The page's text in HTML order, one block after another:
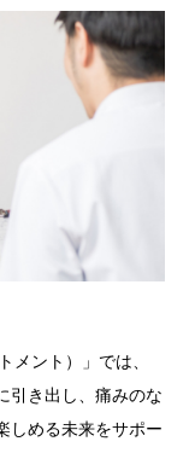
メント）」では、
き出し、 痛みのな
しめる未来をサポー